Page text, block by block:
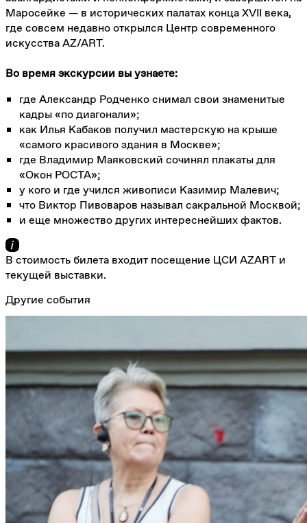
Маросейке — в исторических палатах конца XVII века,
где совсем недавно открылся Центр современного
искусства AZ/ART.
Во время экскурсии вы узнаете:
где Александр Родченко снимал свои знаменитые
кадры «по диагонали»;
как Илья Кабаков получил мастерскую на крыше
«самого красивого здания в Москве»;
где Владимир Маяковский сочинял плакаты для
«Окон РОСТА»;
у кого и где учился живописи Казимир Малевич;
что Виктор Пивоваров называл сакральной Москвой;
и еще множество других интереснейших фактов.
В стоимость билета входит посещение ЦСИ AZART и
текущей выставки.
Другие события